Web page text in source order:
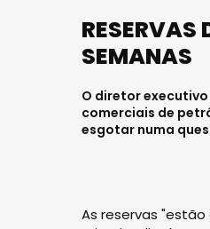
RESERVAS
SEMANAS
O diretor
comerciais de
esgotar numa
As reservas